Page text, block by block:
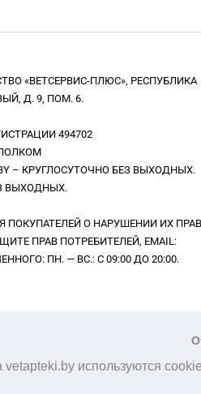
vetapteki.by используются
«ВЕТСЕРВИС-ПЛЮС», РЕСПУБЛИКА
Д. 9, ПОМ. 6.
494702
– КРУГЛОСУТОЧНО БЕЗ ВЫХОДНЫХ.
ВЫХОДНЫХ.
О НАРУШЕНИИ ИХ
ПРАВ ПОТРЕБИТЕЛЕЙ, EMAIL:
ПН. — ВС.: С 09:00 ДО 20:00.